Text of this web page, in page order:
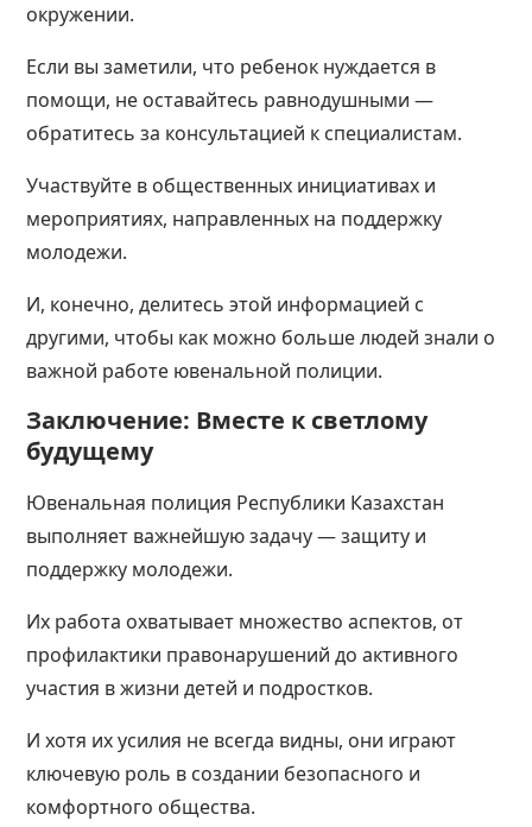
окружении.
Если вы заметили, что ребенок нуждается в
помощи, не оставайтесь равнодушными —
обратитесь за консультацией к специалистам.
Участвуйте в общественных инициативах и
мероприятиях, направленных на поддержку
молодежи.
И, конечно, делитесь этой информацией с
другими, чтобы как можно больше людей знали о
важной работе ювенальной полиции.
Заключение: Вместе к светлому
будущему
Ювенальная полиция Республики Казахстан
выполняет важнейшую задачу — защиту и
поддержку молодежи.
Их работа охватывает множество аспектов, от
профилактики правонарушений до активного
участия в жизни детей и подростков.
И хотя их усилия не всегда видны, они играют
ключевую роль в создании безопасного и
комфортного общества.